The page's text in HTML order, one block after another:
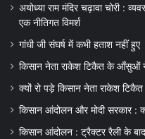
अयोध्या राम मंदिर चढ़ावा चोरी :
एक नीतिगत विमर्श
गांधी जी संघर्ष में कभी हताश नहीं हुए
किसान नेता राकेश टिकैत के आँसुओं
क्यों रो पड़े किसान नेता राकेश टिकैत
किसान आंदोलन और मोदी सरकार :
किसान आंदोलन : ट्रैक्टर रैली के